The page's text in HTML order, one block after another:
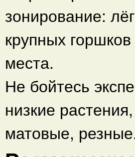
зонирование:
крупных
места.
Не бойтесь
низкие
матовые,